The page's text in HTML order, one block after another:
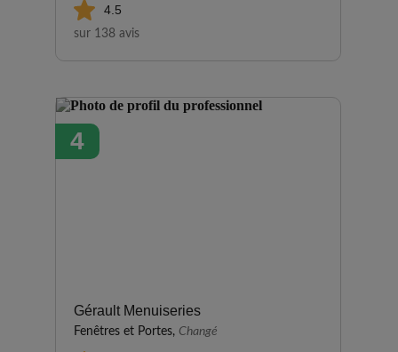
4.5
sur 138 avis
4
Gérault Menuiseries
Fenêtres et Portes, Changé